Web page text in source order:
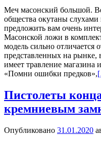
Меч масонский большой.
общества окутаны слухами
предложить вам очень
Масонской ложи в
модель сильно отличается
представленных на рынке,
имеет травление магазина
«Помни ошибки предков»,
Пистолеты
кремниевым
Опубликовано 31.01.2020